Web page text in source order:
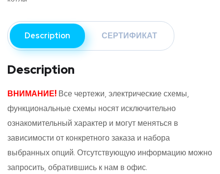
Description СЕРТИФИКАТ
Description
ВНИМАНИЕ! Все чертежи, электрические схемы,
функциональные схемы носят исключительно
ознакомительный характер и могут меняться в
зависимости от конкретного заказа и набора
выбранных опций. Отсутствующую информацию можно
запросить, обратившись к нам в офис.